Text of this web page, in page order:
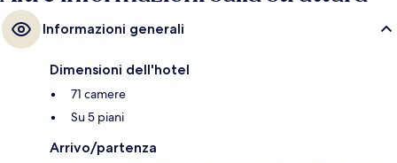
Informazioni generali
Dimensioni dell'hotel
71 camere
Su 5 piani
Arrivo/partenza